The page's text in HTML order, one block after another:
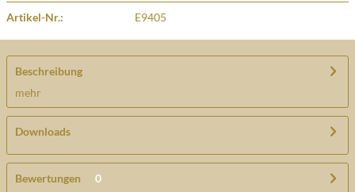
Artikel-Nr.: E9405
Beschreibung
mehr
Downloads
Bewertungen
0